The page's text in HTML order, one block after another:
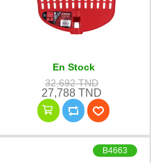
En Stock
32,692 TND
27,788 TND
B4663